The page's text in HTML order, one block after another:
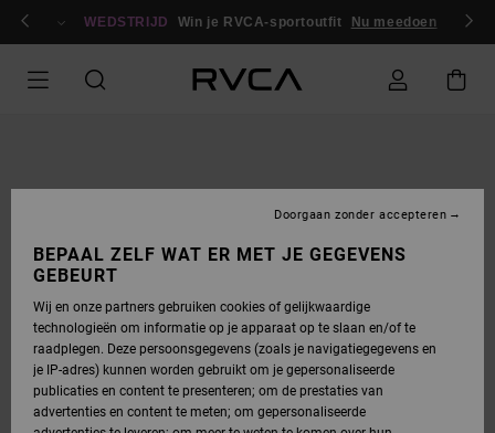
NAAR/ registrerenWEDSTRIJD Win je RVCA-sportoutfit Nu meedoen
BEPAAL ZELF WAT ER MET JE GEGEVENS
GEBEURT
Wij en onze partners gebruiken cookies of gelijkwaardige
technologieën om informatie op je apparaat op te slaan en/of te
raadplegen. Deze persoonsgegevens (zoals je navigatiegegevens en
je IP-adres) kunnen worden gebruikt om je gepersonaliseerde
publicaties en content te presenteren; om de prestaties van
advertenties en content te meten; om gepersonaliseerde
Doorgaan zonder accepteren